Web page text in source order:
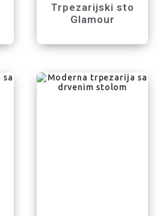
Trpezarijski sto
Glamour